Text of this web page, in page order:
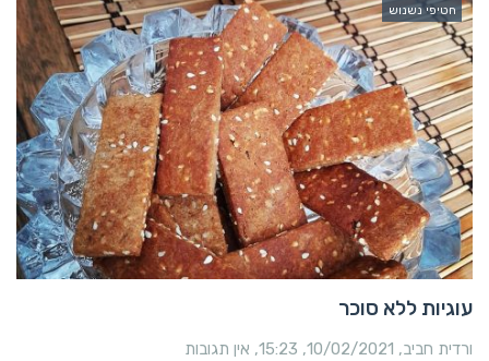
חטיפי נשנוש
עוגיות ללא סוכר
ורדית חביב 10/02/2021
15:23 אין תגובות